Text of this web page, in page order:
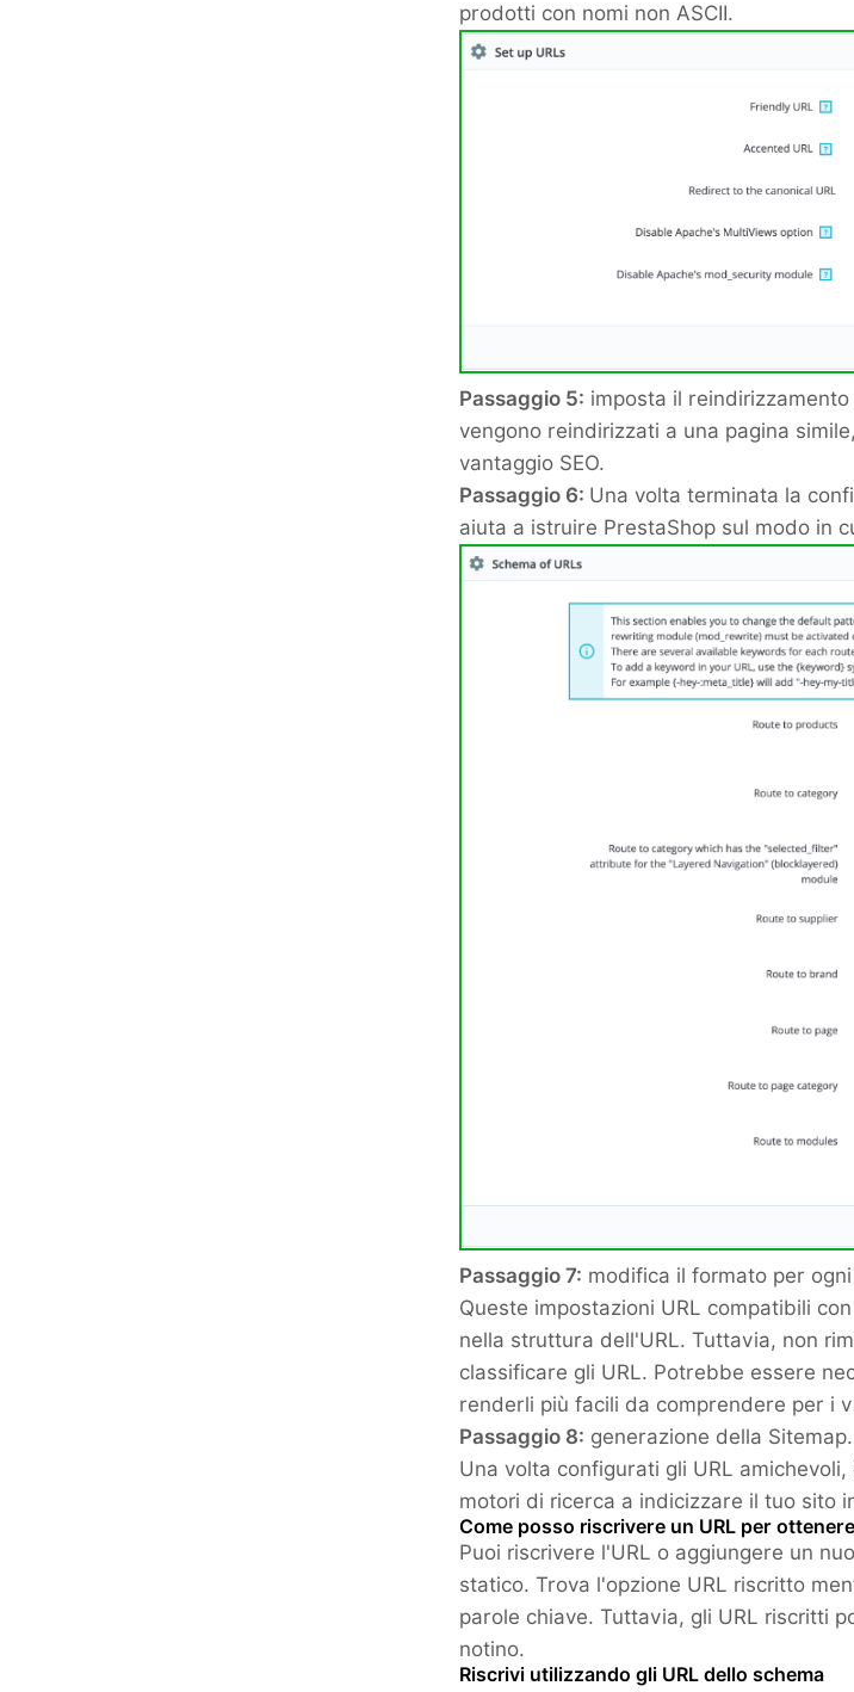
prodotti con nomi non ASCII.
Passaggio 5: imposta il
vengono reindirizzati a una pagina
vantaggio SEO.
Passaggio 6: Una volta terminata la
aiuta a istruire PrestaShop sul modo in
Passaggio 7: modifica il formato per
Queste impostazioni URL compatibili
nella struttura dell'URL. Tuttavia, non
classificare gli URL. Potrebbe essere
renderli più facili da comprendere per i
Passaggio 8: generazione della Sitemap.
Una volta configurati gli URL
motori di ricerca a indicizzare il tuo sito
Come posso riscrivere un URL per
Puoi riscrivere l'URL o aggiungere un
statico. Trova l'opzione URL riscritto
parole chiave. Tuttavia, gli URL riscritti
notino.
Riscrivi utilizzando gli URL dello schema